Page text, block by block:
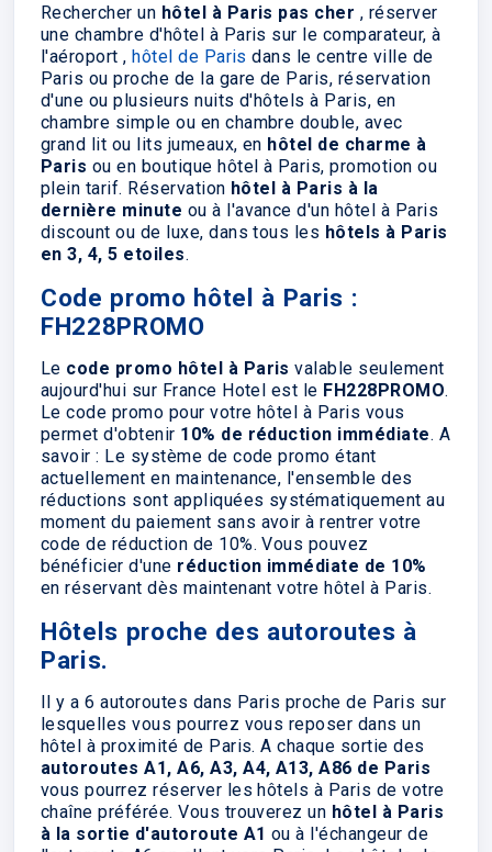
Rechercher un hôtel à Paris pas cher , réserver
une chambre d'hôtel à Paris sur le comparateur, à
l'aéroport ,hôtel de Paris dans le centre ville de
Paris ou proche de la gare de Paris, réservation
d'une ou plusieurs nuits d'hôtels à Paris, en
chambre simple ou en chambre double, avec
grand lit ou lits jumeaux, en hôtel de charme à
Paris ou en boutique hôtel à Paris, promotion ou
plein tarif. Réservation hôtel à Paris à la
dernière minute ou à l'avance d'un hôtel à Paris
discount ou de luxe, dans tous les hôtels à Paris
en 3, 4, 5 etoiles.
Code promo hôtel à Paris :
FH228PROMO
Le code promo hôtel à Paris valable seulement
aujourd'hui sur France Hotel est le FH228PROMO.
Le code promo pour votre hôtel à Paris vous
permet d'obtenir 10% de réduction immédiate. A
savoir : Le système de code promo étant
actuellement en maintenance, l'ensemble des
réductions sont appliquées systématiquement au
moment du paiement sans avoir à rentrer votre
code de réduction de 10%. Vous pouvez
bénéficier d'une réduction immédiate de 10%
en réservant dès maintenant votre hôtel à Paris.
Hôtels proche des autoroutes à
Paris.
Il y a 6 autoroutes dans Paris proche de Paris sur
lesquelles vous pourrez vous reposer dans un
hôtel à proximité de Paris. A chaque sortie des
autoroutes A1, A6, A3, A4, A13, A86 de Paris
vous pourrez réserver les hôtels à Paris de votre
chaîne préférée. Vous trouverez un hôtel à Paris
à la sortie d'autoroute A1 ou à l'échangeur de